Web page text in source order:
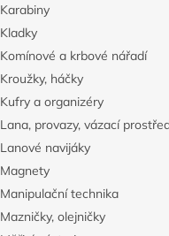
Karabiny
Kladky
Komínové a krbové nářadí
Kroužky, háčky
Kufry a organizéry
Lana, provazy, vázací
Lanové navijáky
Magnety
Manipulační technika
Mazničky, olejničky